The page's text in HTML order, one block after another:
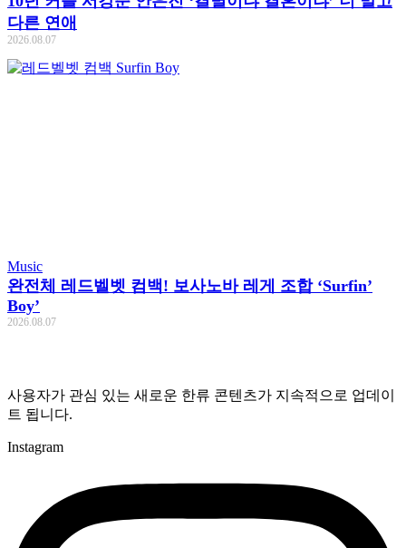
다른 연애
2026.08.07
Music
완전체 레드벨벳 컴백! 보사노바 레게 조합 ‘Surfin’
Boy’
2026.08.07
사용자가 관심 있는 새로운 한류 콘텐츠가 지속적으로 업데이
트 됩니다.
Instagram